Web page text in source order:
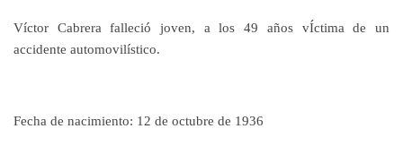
Víctor Cabrera falleció joven, a los 49 años vÍctima de un
accidente automovilístico.
Fecha de nacimiento: 12 de octubre de 1936